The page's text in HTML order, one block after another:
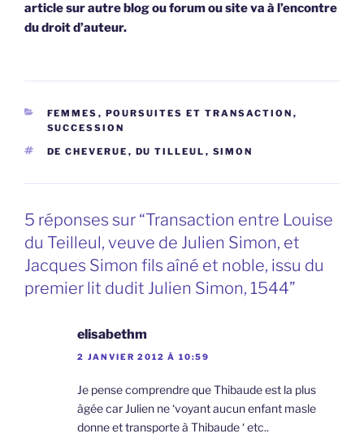
article sur autre blog ou forum ou site va à l’encontre
du droit d’auteur.
CATÉGORIES
FEMMES , POURSUITES ET TRANSACTION ,
SUCCESSION
ÉTIQUETTES
DE CHEVERUE , DU TILLEUL , SIMON
5 réponses sur “Transaction entre Louise
du Teilleul, veuve de Julien Simon, et
Jacques Simon fils aîné et noble, issu du
premier lit dudit Julien Simon, 1544”
elisabethm
2 JANVIER 2012 À 10:59
Je pense comprendre que Thibaude est la plus
âgée car Julien ne ‘voyant aucun enfant masle
donne et transporte à Thibaude ‘ etc..